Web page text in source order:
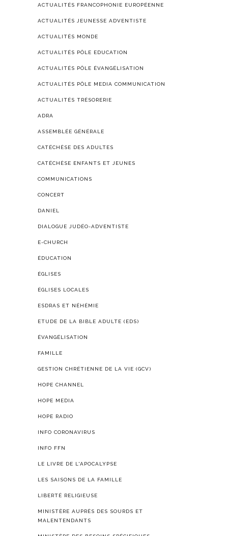
ACTUALITÉS FRANCOPHONIE EUROPÉENNE
ACTUALITÉS JEUNESSE ADVENTISTE
ACTUALITÉS MONDE
ACTUALITÉS PÔLE EDUCATION
ACTUALITÉS PÔLE ÉVANGÉLISATION
ACTUALITÉS PÔLE MEDIA COMMUNICATION
ACTUALITÉS TRÉSORERIE
ADRA
ASSEMBLÉE GÉNÉRALE
CATÉCHÈSE DES ADULTES
CATÉCHÈSE ENFANTS ET JEUNES
COMMUNICATIONS
CONCERT
DANIEL
DIALOGUE JUDÉO-ADVENTISTE
E-CHURCH
ÉDUCATION
ÉGLISES
ÉGLISES LOCALES
ESDRAS ET NÉHÉMIE
ETUDE DE LA BIBLE ADULTE (EDS)
ÉVANGÉLISATION
FAMILLE
GESTION CHRÉTIENNE DE LA VIE (GCV)
HOPE CHANNEL
HOPE MEDIA
HOPE RADIO
INFO CORONAVIRUS
INFO FFN
LE LIVRE DE L'APOCALYPSE
LES SAISONS DE LA FAMILLE
LIBERTÉ RELIGIEUSE
MINISTÈRE AUPRÈS DES SOURDS ET
MALENTENDANTS